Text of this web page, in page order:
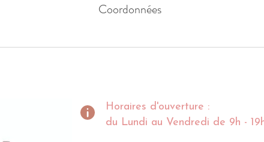
Coordonnées
Horaires d'ouverture :
du Lundi au Vendredi de 9h -